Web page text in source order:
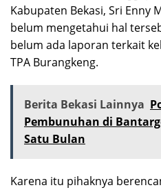
Kabupaten Bekasi, Sri Enny
belum mengetahui hal
belum ada laporan terkait
TPA Burangkeng.
Berita Bekasi Lainnya
Pembunuhan di
Satu Bulan
Karena itu pihaknya